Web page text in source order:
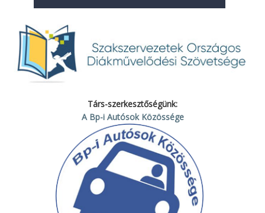
Társ-szerkesztőségünk:
A Bp-i Autósok Közössége